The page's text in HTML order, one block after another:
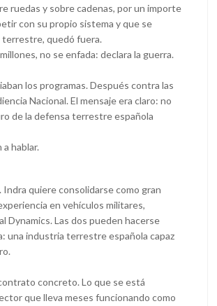
ruedas y sobre cadenas, por un importe
con su propio sistema y que se
terrestre, quedó fuera.
no se enfada: declara la guerra.
los programas. Después contra las
Nacional. El mensaje era claro: no
de la defensa terrestre española
hablar.
Indra quiere consolidarse como gran
en vehículos militares,
Dynamics. Las dos pueden hacerse
una industria terrestre española capaz
concreto. Lo que se está
que lleva meses funcionando como